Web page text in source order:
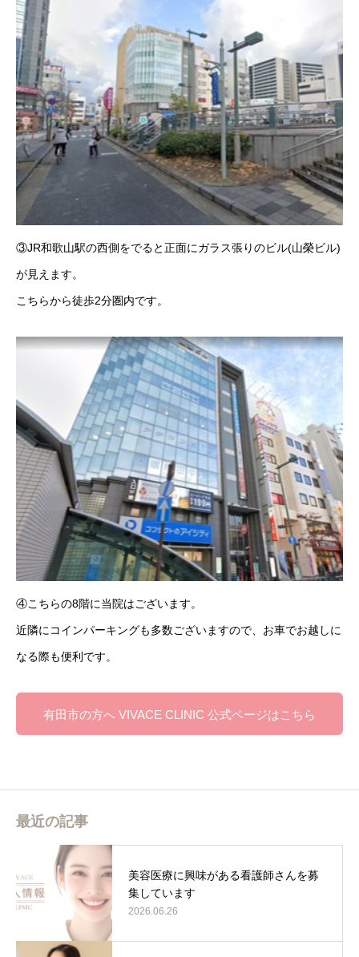
③JR和歌山駅の西側をでると正面にガラス張りのビル(山榮ビル)
が見えます。
こちらから徒歩2分圏内です。
④こちらの8階に当院はございます。
近隣にコインパーキングも多数ございますので、お車でお越しに
なる際も便利です。
有田市の方へ VIVACE CLINIC 公式ページはこちら
最近の記事
美容医療に興味がある看護師さんを募
集しています
2026.06.26